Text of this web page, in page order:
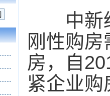
中新经
刚性购
房，自
紧企业购